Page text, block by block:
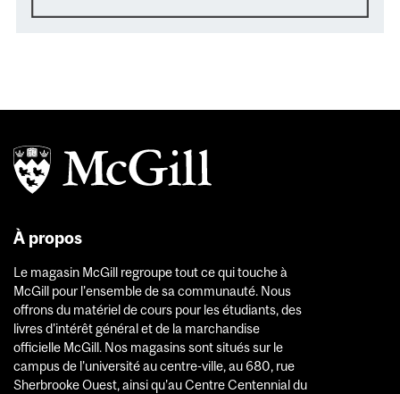
À propos
Le magasin McGill regroupe tout ce qui touche à
McGill pour l'ensemble de sa communauté. Nous
offrons du matériel de cours pour les étudiants, des
livres d'intérêt général et de la marchandise
officielle McGill. Nos magasins sont situés sur le
campus de l'université au centre-ville, au 680, rue
Sherbrooke Ouest, ainsi qu'au Centre Centennial du